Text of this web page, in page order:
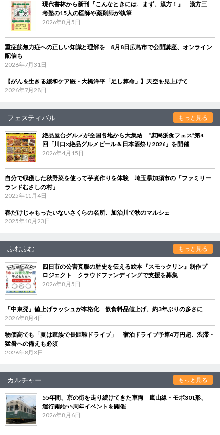
現代書林から新刊『こんなときには、まず、漢方！』 漢方三
考塾の15人の医師や薬剤師が執筆
2026年8月5日
重症筋無力症への正しい知識と理解を 8月8日広島市で公開講座、オンライン
配信も
2026年7月31日
【がんを生きる緩和ケア医・大橋洋平「足し算命」】天空を見上げて
2026年7月28日
フェスティバル もっと見る
絶品屋台グルメが全国各地から大集結 “庶民派食フェス”第4
回「川口×絶品グルメビール＆日本酒祭り2026」を開催
2026年4月15日
自分で収穫した秋野菜を使って芋煮作りを体験 埼玉県加須市の「ファミリー
ランドむさしの村」
2025年11月4日
春だけじゃもったいないさくらの名所、加治川で秋のマルシェ
2025年10月23日
ふむふむ もっと見る
四日市の公害克服の歴史を伝える絵本『スモックリン』制作プ
ロジェクト クラウドファンディングで支援を募集
2026年8月5日
「中東発」値上げラッシュが本格化 飲食料品値上げ、約3年ぶりの多さに
2026年8月4日
物価高でも「夏は家族で長距離ドライブ」 宿泊ドライブ予算4万円超、渋滞・
猛暑への備えも必須
2026年8月3日
カルチャー もっと見る
55年間、京の街を走り続けてきた車両 嵐山線・モボ301形、
運行開始55周年イベントを開催
2026年8月6日